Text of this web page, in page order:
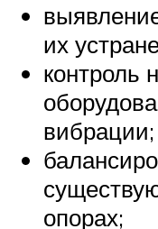
их
контроль
вибрации;
опорах;